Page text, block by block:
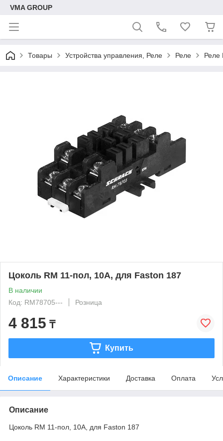
VMA GROUP
Товары Устройства управления, Реле Реле Реле
Цоколь RM 11-пол, 10А, для Faston 187
В наличии
Код: RM78705---
Розница
4 815 ₸
Купить
Описание Характеристики Доставка Оплата
Описание
Цоколь RM 11-пол, 10А, для Faston 187